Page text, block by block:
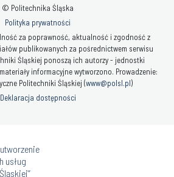
© Politechnika Śląska
Polityka prywatności
za poprawność, aktualność i zgodność z
publikowanych za pośrednictwem serwisu
Śląskiej ponoszą ich autorzy - jednostki
informacyjne wytworzono. Prowadzenie:
Politechniki Śląskiej (www@polsl.pl)
Deklaracja dostępności
usług